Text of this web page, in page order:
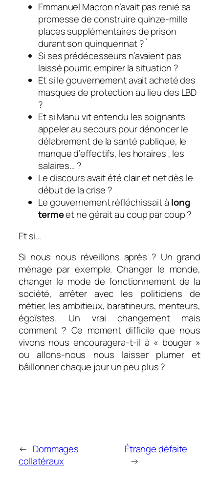
Emmanuel Macron n’avait pas renié sa
promesse de construire quinze-mille
places supplémentaires de prison
durant son quinquennat ?`
Si ses prédécesseurs n’avaient pas
laissé pourrir, empirer la situation ?
Et si le gouvernement avait acheté des
masques de protection au lieu des LBD
?
Et si Manu vit entendu les soignants
appeler au secours pour dénoncer le
délabrement de la santé publique, le
manque d’effectifs, les horaires , les
salaires… ?
Le discours avait été clair et net dès le
début de la crise ?
Le gouvernement réfléchissait à long
termeet ne gérait au coup par coup ?
Et si…
Si nous nous réveillons après ? Un grand
ménage par exemple. Changer le monde,
changer le mode de fonctionnement de la
société, arrêter avec les politiciens de
métier, les ambitieux, baratineurs, menteurs,
égoïstes. Un vrai changement mais
comment ? Ce moment difficile que nous
vivons nous encouragera-t-il à « bouger »
ou allons-nous nous laisser plumer et
bâillonner chaque jour un peu plus ?
← Dommages
collatéraux
Étrange défaite
→